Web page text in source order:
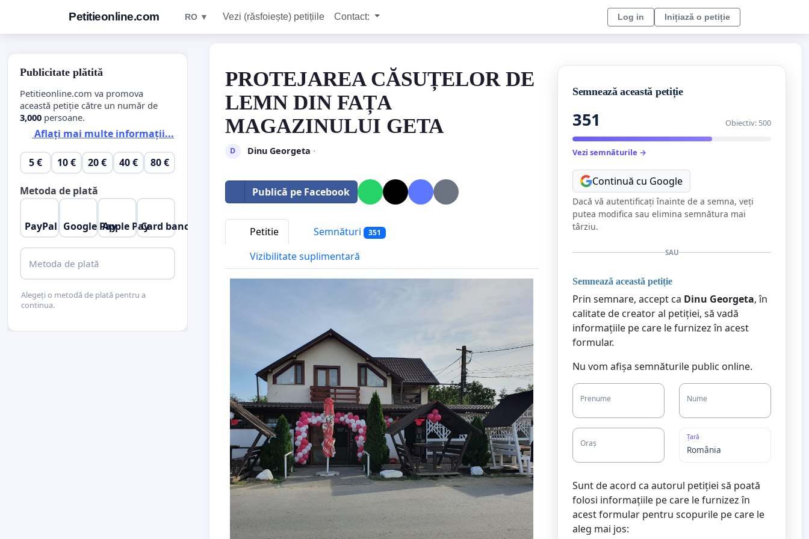
Petitieonline.com RO ▼ Vezi (răsfoiește) petițiile Contact: Log in Inițiază o petiție
PROTEJAREA CĂSUȚELOR DE
LEMN DIN FAȚA
MAGAZINULUI GETA
D Dinu Georgeta ·
Publică pe Facebook
Petitie Semnături 351
Vizibilitate suplimentară
Semnează această petiție
351 Obiectiv: 500
Vezi semnăturile →
Continuă cu Google
Dacă vă autentificați înainte de a semna, veți
putea modifica sau elimina semnătura mai
târziu.
SAU
Semnează această petiție
Prin semnare, accept ca Dinu Georgeta, în
calitate de creator al petiției, să vadă
informațiile pe care le furnizez în acest
formular.
Nu vom afișa semnăturile public online.
Prenume Nume
Oraș
Țară
Sunt de acord ca autorul petiției să poată
folosi informațiile pe care le furnizez în
acest formular pentru scopurile pe care le
aleg mai jos:
Publicitate plătită
Petitieonline.com va promova
această petiție către un număr de
3,000 persoane.
Aflați mai multe informații...
5 € 10 € 20 € 40 € 80 €
Metoda de plată
PayPal Google PayApple PayCard bancar
Metoda de plată
Alegeți o metodă de plată pentru a
continua.